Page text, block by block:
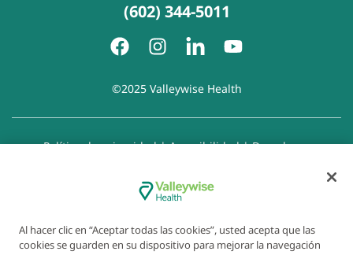
(602) 344-5011
©2025 Valleywise Health
Política de privacidad|Accesibilidad|Derechos y
Aviso de Prohibición de la Discriminación
Exención de responsabilidad con respecto a sitios web
Al hacer clic en “Aceptar todas las cookies”, usted acepta que las
cookies se guarden en su dispositivo para mejorar la navegación